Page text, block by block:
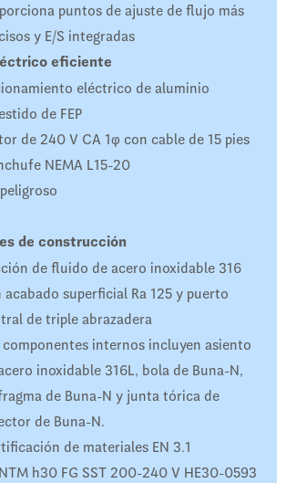
puntos de ajuste de flujo más
y E/S integradas
eficiente
eléctrico de aluminio
de FEP
de 240 V CA 1φ con cable de 15 pies
NEMA L15-20
de construcción
de fluido de acero inoxidable 316
acabado superficial Ra 125 y puerto
de triple abrazadera
componentes internos incluyen asiento
inoxidable 316L, bola de Buna-N,
de Buna-N y junta tórica de
de Buna-N.
de materiales EN 3.1
h30 FG SST 200-240 V HE30-0593